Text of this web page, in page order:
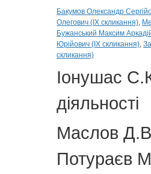
Бакумов Олександр
Олегович (IX скликання)
Бужанський Максим
Юрійович (IX скликання)
скликання)
Іонушас
діяльності
Маслов Д.В.
Потураєв